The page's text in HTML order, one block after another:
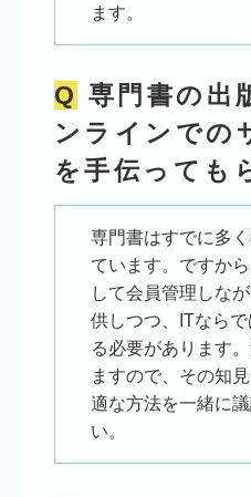
ます。
Q 専門書の出
ンラインでの
を手伝っても
専門書はすでに多
ています。ですか
して会員管理しな
供しつつ、ITなら
る必要があります
ますので、その知
適な方法を一緒に
い。